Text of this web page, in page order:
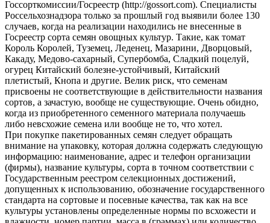
Госсорткомиссии/Госреестр (http://gossort.com). Специалисты
Россельхознадзора только за прошлый год выявили более 130
случаев, когда на реализации находились не внесенные в
Госреестр сорта семян овощных культур. Такие, как томат
Король Королей, Туземец, Леденец, Мазарини, Дворцовый,
Какаду, Медово-сахарный, Супербомба, Сладкий поцелуй,
огурец Китайский болезне-устойчивый, Китайский
плетистый, Кнопа и другие. Велик риск, что семенам
присвоены не соответствующие в действительности названия
сортов, а зачастую, вообще не существующие. Очень обидно,
когда из приобретенного семенного материала получаешь
либо невсхожие семена или вообще не то, что хотел.
При покупке пакетированных семян следует обращать
внимание на упаковку, которая должна содержать следующую
информацию: наименование, адрес и телефон организации
(фирмы), название культуры, сорта в точном соответствии с
Государственным реестром селекционных достижений,
допущенных к использованию, обозначение государственного
стандарта на сортовые и посевные качества, так как на все
культуры установлены определенные нормы по всхожести и